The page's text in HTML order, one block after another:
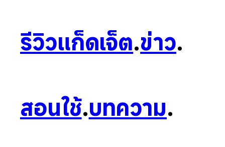
รีวิวแก็ดเจ็ต.ข่าว.
สอนใช้.บทความ.